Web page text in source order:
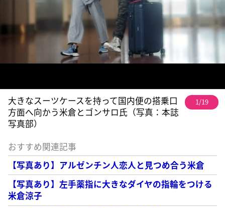
大きなスーツケースを持って国内便の搭乗口
方面へ向かう米倉とゴンサロ氏（写真：本誌
写真部）
1/19
おすすめ関連記事
【写真あり】アルゼンチン人恋人と見つめ合う米倉
【写真あり】左手薬指に大きなダイヤの指輪をつける
米倉涼子